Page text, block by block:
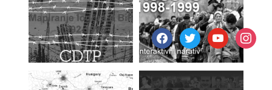
facebooktwitteryoutube